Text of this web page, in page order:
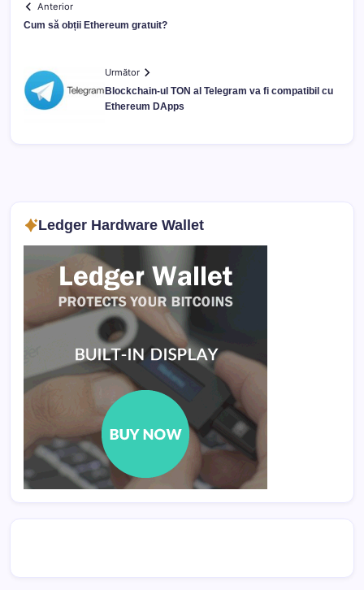
Anterior
Cum să obții Ethereum gratuit?
Următor
Blockchain-ul TON al Telegram va fi compatibil cu
Ethereum DApps
Ledger Hardware Wallet